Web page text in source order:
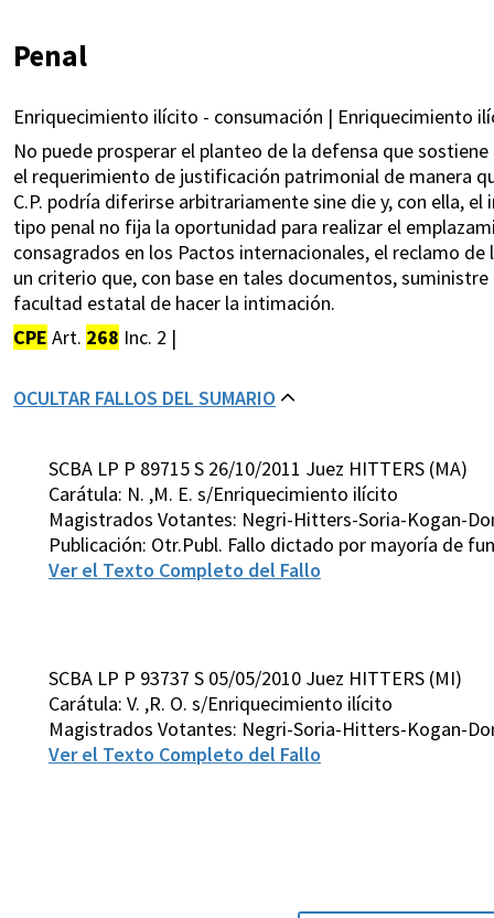
Penal
Enriquecimiento ilícito - consumación | Enriquecimiento
No puede prosperar el planteo de la defensa que
el requerimiento de justificación patrimonial de manera
C.P. podría diferirse arbitrariamente sine die y, con ella,
tipo penal no fija la oportunidad para realizar el
consagrados en los Pactos internacionales, el reclamo
un criterio que, con base en tales documentos,
facultad estatal de hacer la intimación.
CPE Art. 268 Inc. 2 |
OCULTAR FALLOS DEL SUMARIO
SCBA LP P 89715 S 26/10/2011 Juez HITTERS (MA)
Carátula: N. ,M. E. s/Enriquecimiento ilícito
Magistrados Votantes: Negri-Hitters-Soria-Kogan-
Publicación: Otr.Publ. Fallo dictado por mayoría de
Ver el Texto Completo del Fallo
SCBA LP P 93737 S 05/05/2010 Juez HITTERS (MI)
Carátula: V. ,R. O. s/Enriquecimiento ilícito
Magistrados Votantes: Negri-Soria-Hitters-Kogan-
Ver el Texto Completo del Fallo